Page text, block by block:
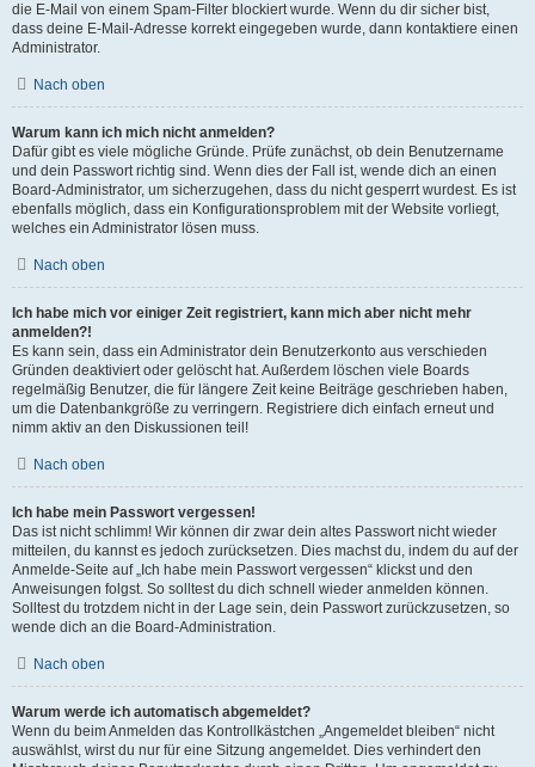
die E-Mail von einem Spam-Filter blockiert wurde. Wenn du dir sicher bist,
dass deine E-Mail-Adresse korrekt eingegeben wurde, dann kontaktiere einen
Administrator.
Nach oben
Warum kann ich mich nicht anmelden?
Dafür gibt es viele mögliche Gründe. Prüfe zunächst, ob dein Benutzername
und dein Passwort richtig sind. Wenn dies der Fall ist, wende dich an einen
Board-Administrator, um sicherzugehen, dass du nicht gesperrt wurdest. Es ist
ebenfalls möglich, dass ein Konfigurationsproblem mit der Website vorliegt,
welches ein Administrator lösen muss.
Nach oben
Ich habe mich vor einiger Zeit registriert, kann mich aber nicht mehr
anmelden?!
Es kann sein, dass ein Administrator dein Benutzerkonto aus verschieden
Gründen deaktiviert oder gelöscht hat. Außerdem löschen viele Boards
regelmäßig Benutzer, die für längere Zeit keine Beiträge geschrieben haben,
um die Datenbankgröße zu verringern. Registriere dich einfach erneut und
nimm aktiv an den Diskussionen teil!
Nach oben
Ich habe mein Passwort vergessen!
Das ist nicht schlimm! Wir können dir zwar dein altes Passwort nicht wieder
mitteilen, du kannst es jedoch zurücksetzen. Dies machst du, indem du auf der
Anmelde-Seite auf „Ich habe mein Passwort vergessen“ klickst und den
Anweisungen folgst. So solltest du dich schnell wieder anmelden können.
Solltest du trotzdem nicht in der Lage sein, dein Passwort zurückzusetzen, so
wende dich an die Board-Administration.
Nach oben
Warum werde ich automatisch abgemeldet?
Wenn du beim Anmelden das Kontrollkästchen „Angemeldet bleiben“ nicht
auswählst, wirst du nur für eine Sitzung angemeldet. Dies verhindert den